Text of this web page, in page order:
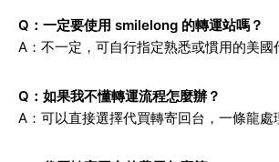
Q：一定要使用 smilelong 的轉運站嗎？
A：不一定，可自行指定熟悉或慣用的美國
Q：如果我不懂轉運流程怎麼辦？
A：可以直接選擇代買轉寄回台，一條龍處